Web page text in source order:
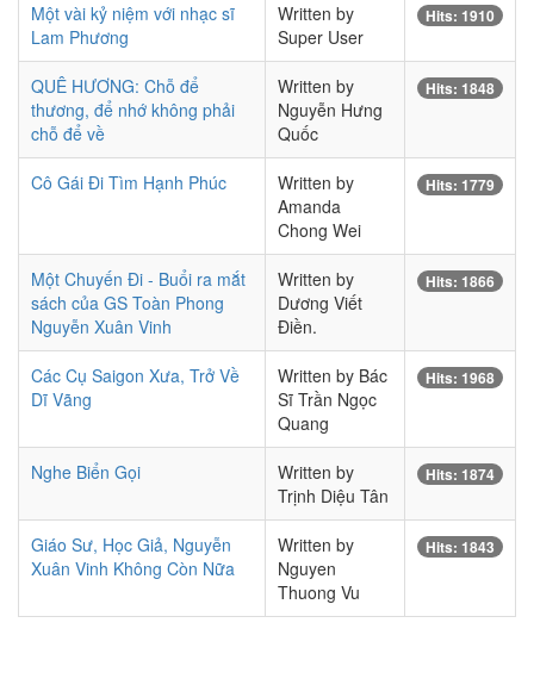
Một vài kỷ niệm với nhạc sĩ
Lam Phương
Written by
Super User
Hits: 1910
QUÊ HƯƠNG: Chỗ để
thương, để nhớ không phải
chỗ để về
Written by
Nguyễn Hưng
Quốc
Hits: 1848
Cô Gái Đi Tìm Hạnh Phúc
Written by
Amanda
Chong Wei
Hits: 1779
Một Chuyến Đi - Buổi ra mắt
sách của GS Toàn Phong
Nguyễn Xuân Vinh
Written by
Dương Viết
Điền.
Hits: 1866
Các Cụ Saigon Xưa, Trở Về
Dĩ Vãng
Written by Bác
Sĩ Trần Ngọc
Quang
Hits: 1968
Nghe Biển Gọi
Written by
Trịnh Diệu Tân
Hits: 1874
Giáo Sư, Học Giả, Nguyễn
Xuân Vinh Không Còn Nữa
Written by
Nguyen
Thuong Vu
Hits: 1843